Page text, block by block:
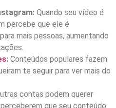
Quando seu vídeo é
percebe que ele é
mais pessoas, aumentando
: Conteúdos populares fazem
te seguir para ver mais do
contas podem querer
que seu conteúdo